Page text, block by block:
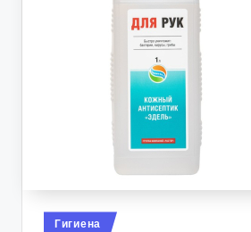
Опубликовано
Гигиена